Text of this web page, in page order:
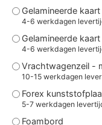
Gelamineerde
4-6 werkdagen
Gelamineerde
4-6 werkdagen
Vrachtwagenzeil -
10-15 werkdagen
Forex
5-7 werkdagen
Foambord